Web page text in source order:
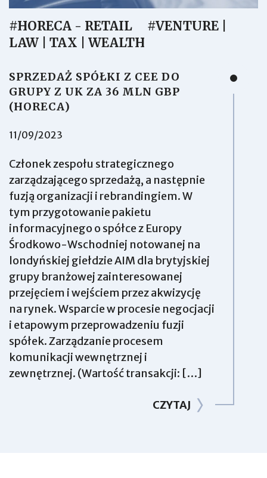
#HORECA - RETAIL
#VENTURE |
LAW | TAX | WEALTH
SPRZEDAŻ SPÓŁKI Z CEE DO
GRUPY Z UK ZA 36 MLN GBP
(HORECA)
11/09/2023
Członek zespołu strategicznego
zarządzającego sprzedażą, a następnie
fuzją organizacji i rebrandingiem. W
tym przygotowanie pakietu
informacyjnego o spółce z Europy
Środkowo-Wschodniej notowanej na
londyńskiej giełdzie AIM dla brytyjskiej
grupy branżowej zainteresowanej
przejęciem i wejściem przez akwizycję
na rynek. Wsparcie w procesie negocjacji
i etapowym przeprowadzeniu fuzji
spółek. Zarządzanie procesem
komunikacji wewnętrznej i
zewnętrznej. (Wartość transakcji: […]
CZYTAJ